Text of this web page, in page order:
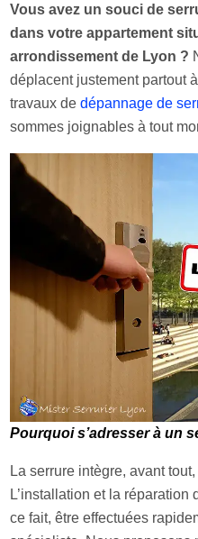
Vous avez un souci de
dans votre appartement
arrondissement de Lyon ?
déplacent justement partout
travaux dedépannage de
sommes joignables à tout
Pourquoi s’adresser à un
La serrure intègre, avant
L’installation et la
ce fait, être effectuées